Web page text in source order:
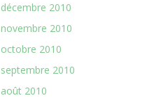
décembre 2010
novembre 2010
octobre 2010
septembre 2010
août 2010